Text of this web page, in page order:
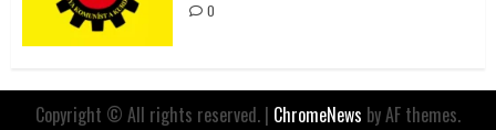
0
Copyright © All rights reserved. | ChromeNews by AF themes.